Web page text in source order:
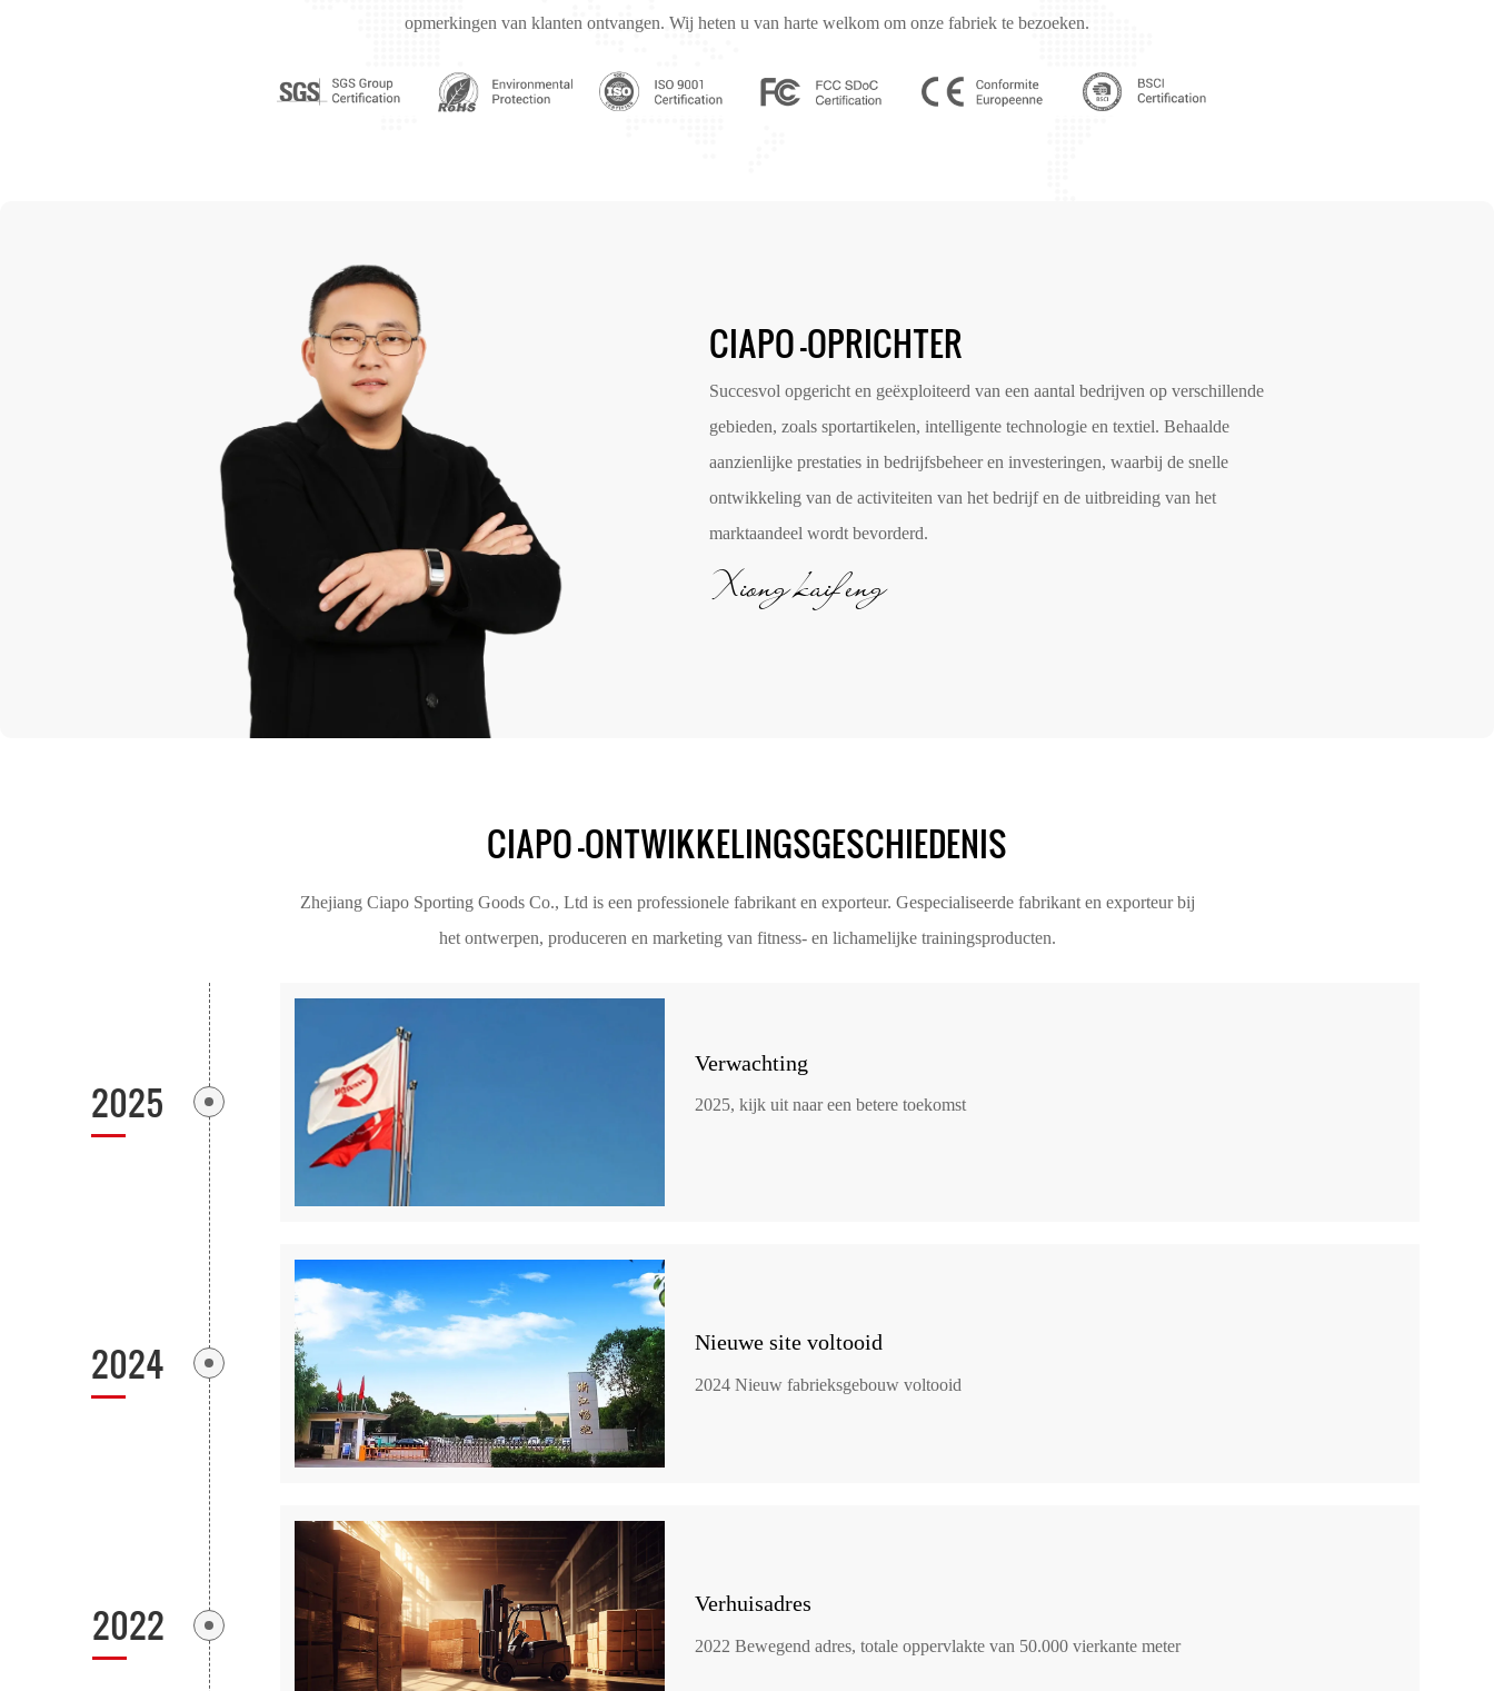
opmerkingen van klanten ontvangen. Wij heten u van harte welkom om onze fabriek te bezoeken.
ISO-9001
CIAPO -OPRICHTER
Succesvol opgericht en geëxploiteerd van een aantal bedrijven op verschillende
gebieden, zoals sportartikelen, intelligente technologie en textiel. Behaalde
aanzienlijke prestaties in bedrijfsbeheer en investeringen, waarbij de snelle
ontwikkeling van de activiteiten van het bedrijf en de uitbreiding van het
marktaandeel wordt bevorderd.
Xiong kaifeng
CIAPO -ONTWIKKELINGSGESCHIEDENIS
Zhejiang Ciapo Sporting Goods Co., Ltd is een professionele fabrikant en exporteur. Gespecialiseerde fabrikant en exporteur bij
het ontwerpen, produceren en marketing van fitness- en lichamelijke trainingsproducten.
2025
Verwachting
2025, kijk uit naar een betere toekomst
2024 Nieuwe site voltooid
2024 Nieuw fabrieksgebouw voltooid
2022 Verhuisadres
2022 Bewegend adres, totale oppervlakte van 50.000 vierkante meter